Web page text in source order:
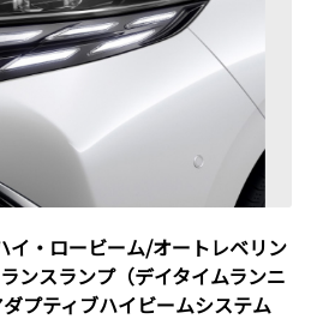
イ・ロービーム/オートレベリン
ンスランプ（デイタイムランニ
プティブハイビームシステム